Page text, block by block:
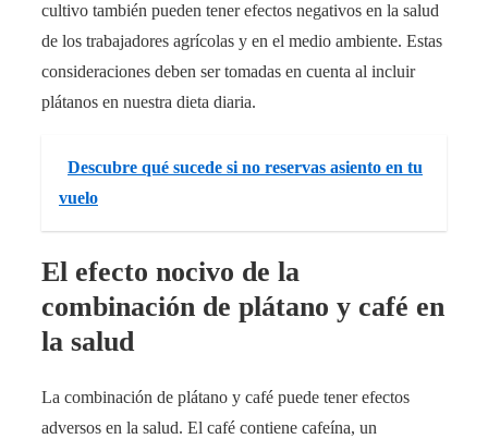
cultivo también pueden tener efectos negativos en la salud
de los trabajadores agrícolas y en el medio ambiente. Estas
consideraciones deben ser tomadas en cuenta al incluir
plátanos en nuestra dieta diaria.
Descubre qué sucede si no reservas asiento en tu
vuelo
El efecto nocivo de la
combinación de plátano y café en
la salud
La combinación de plátano y café puede tener efectos
adversos en la salud. El café contiene cafeína, un